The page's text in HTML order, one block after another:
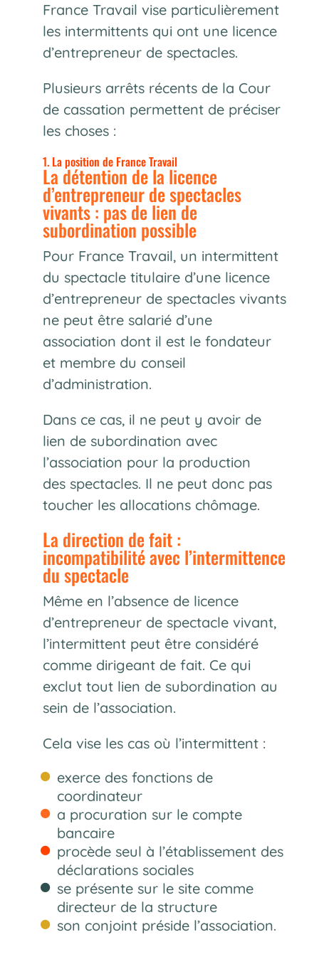
France Travail vise particulièrement
les intermittents qui ont une licence
d’entrepreneur de spectacles.
Plusieurs arrêts récents de la Cour
de cassation permettent de préciser
les choses :
1. La position de France Travail
La détention de la licence
d’entrepreneur de spectacles
vivants : pas de lien de
subordination possible
Pour France Travail, un intermittent
du spectacle titulaire d’une licence
d’entrepreneur de spectacles vivants
ne peut être salarié d’une
association dont il est le fondateur
et membre du conseil
d’administration.
Dans ce cas, il ne peut y avoir de
lien de subordination avec
l’association pour la production
des spectacles. Il ne peut donc pas
toucher les allocations chômage.
La direction de fait :
incompatibilité avec l’intermittence
du spectacle
Même en l’absence de licence
d’entrepreneur de spectacle vivant,
l’intermittent peut être considéré
comme dirigeant de fait. Ce qui
exclut tout lien de subordination au
sein de l’association.
Cela vise les cas où l’intermittent :
exerce des fonctions de
coordinateur
a procuration sur le compte
bancaire
procède seul à l’établissement des
déclarations sociales
se présente sur le site comme
directeur de la structure
son conjoint préside l’association.